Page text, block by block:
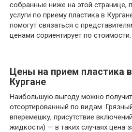
собранные ниже на этой странице,
услуги по приему пластика в
помогут связаться с
ценами сориентирует по стоимости.
Цены на прием пластика
Кургане
Наибольшую выгоду можно
отсортированный по видам.
вперемешку, присутствие
жидкости) — в таких случаях цена